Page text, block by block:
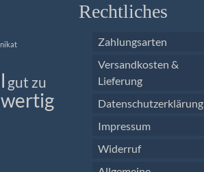
gut zu
Rechtliches
Zahlungsarten
Versandkosten &
Lieferung
Datenschutzerklärung
Impressum
Widerruf